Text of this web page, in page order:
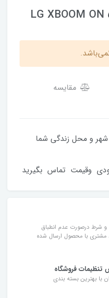
مقایسه
و محل زندگی شما
وقیمت تماس بگیرید
شرط درصورت عدم انطباق
با محصول ارسال شده
تنظیمات فروشگاه
با بهترین بسته بندی